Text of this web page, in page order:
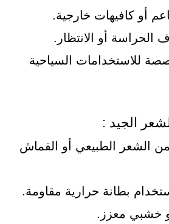
للاستخدامات السياحية
الجيد :
من الشعر الطبيعي أو القماش